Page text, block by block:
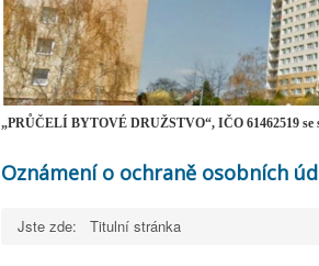
„PRŮČELÍ BYTOVÉ DRUŽSTVO“, IČO 61462519 se
Oznámení o ochraně osobních
Jste zde: Titulní stránka